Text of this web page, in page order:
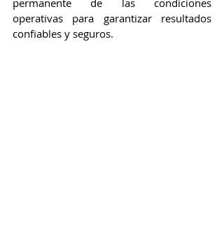
operativas para garantizar resultados
confiables y seguros.